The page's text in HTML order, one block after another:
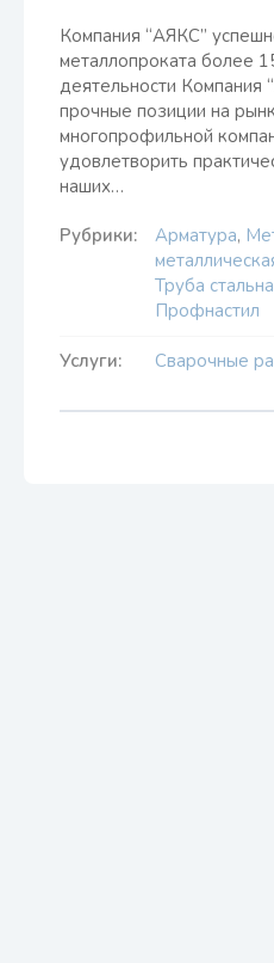
Компания “АЯКС”
металлопроката более
деятельности Компания
прочные позиции на
многопрофильной
удовлетворить
наших…
Рубрики: Арматура,
Труба
Профнастил
Услуги: Сварочные